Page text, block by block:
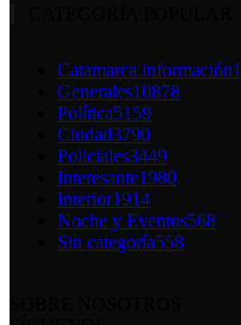
Catamarca información
Generales10878
Política5159
Ciudad3790
Policiales3449
Interesante1980
Interior1914
Noche y Eventos568
Sin categoría558